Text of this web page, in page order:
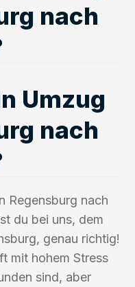
nach
Umzug
nach
Regensburg nach
du bei uns, dem
genau richtig!
mit hohem Stress
sind, aber